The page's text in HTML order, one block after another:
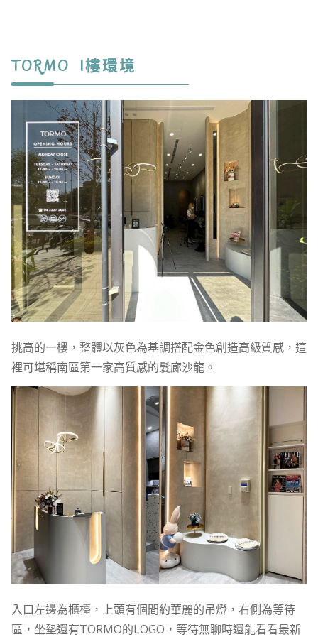
TORMO 1樓環境
挑高的一樓，整體以灰色為基調搭配金色創造高級質感，這
裡可堪稱南區第一家高質感的髮廊沙龍。
入口左邊為櫃檯，上頭有個間約華麗的吊燈，右側為等待
區，坐墊還有TORMO的LOGO，等待無聊時還能看看最新